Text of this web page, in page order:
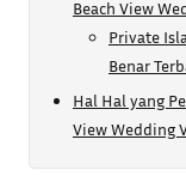
Beach View
Private
Benar
Hal Hal yang
View Wedding